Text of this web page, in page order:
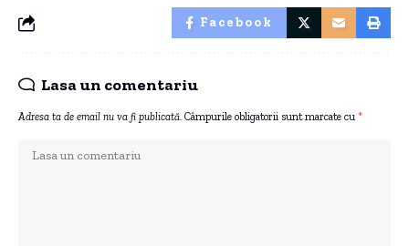
Facebook
Lasa un comentariu
Adresa ta de email nu va fi publicată. Câmpurile obligatorii sunt marcate cu *